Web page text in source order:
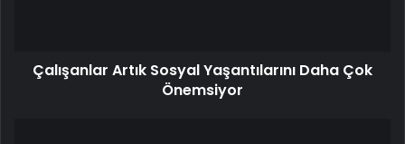
Çalışanlar Artık Sosyal Yaşantılarını Daha Çok
Önemsiyor